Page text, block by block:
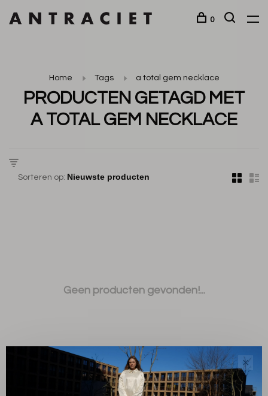
0
Home Tags a total gem necklace
PRODUCTEN GETAGD MET
A TOTAL GEM NECKLACE
Sorteren op:
Geen producten gevonden!...
✕